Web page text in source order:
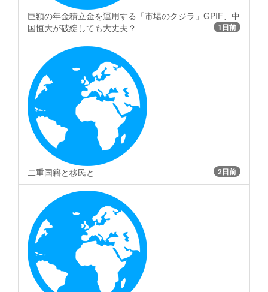
巨額の年金積立金を運用する「市場のクジラ」GPIF、中
国恒大が破綻しても大丈夫？
1日前
二重国籍と移民と 2日前